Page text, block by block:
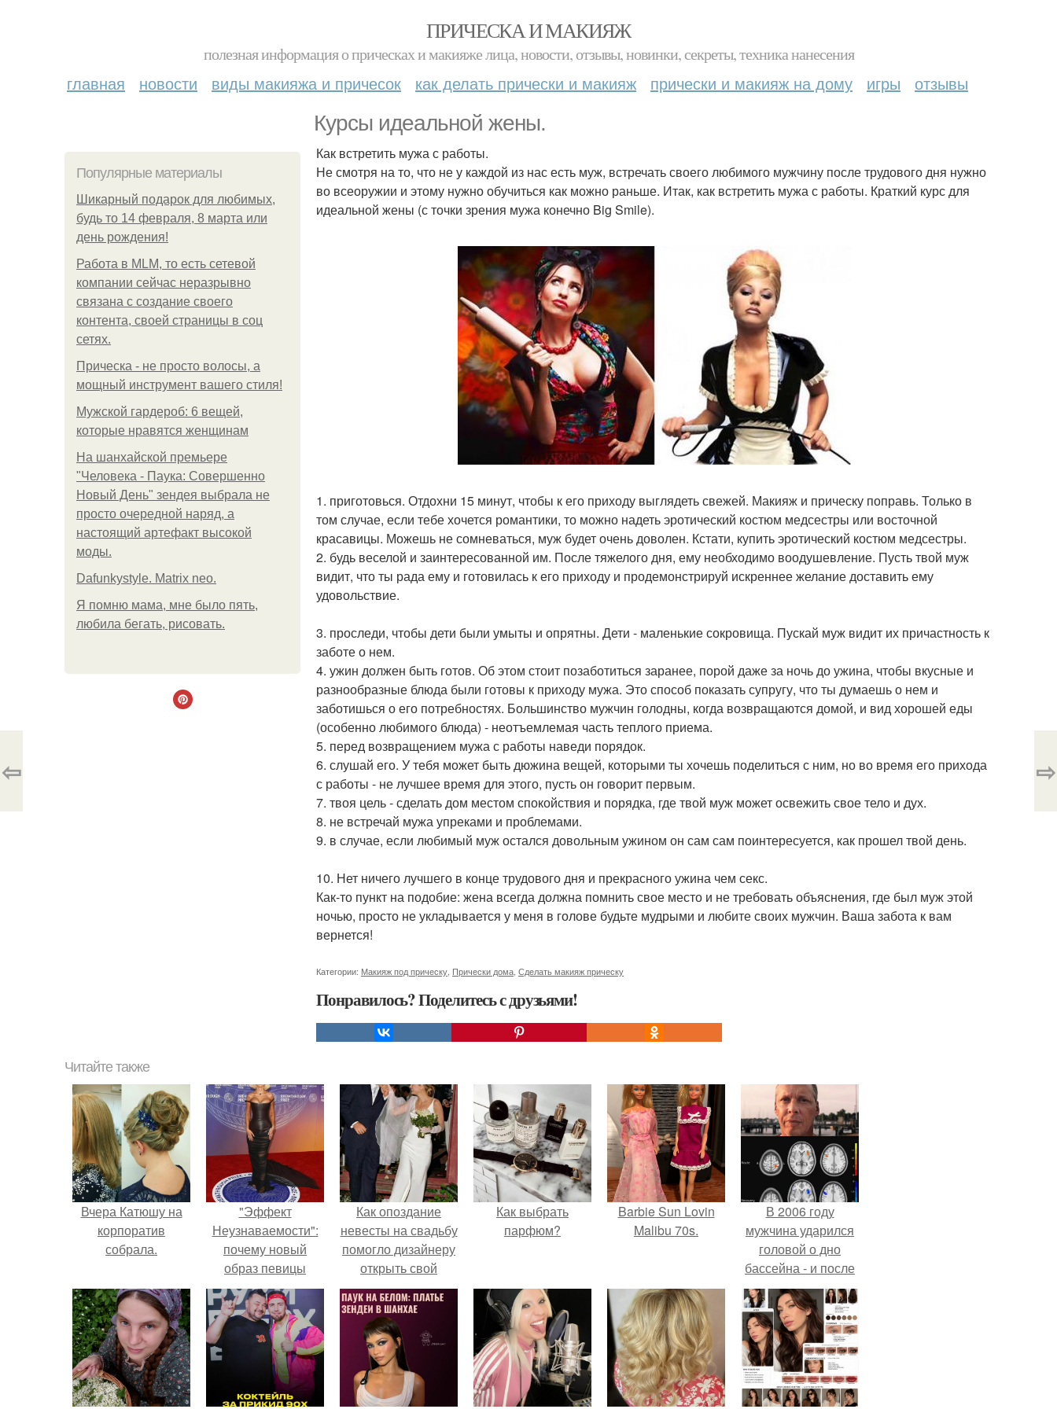
ПРИЧЕСКА И МАКИЯЖ
полезная информация о прическах и макияже лица, новости, отзывы, новинки, секреты, техника нанесения
главная новости виды макияжа и причесок как делать прически и макияж прически и макияж на дому игры отзывы
Курсы идеальной жены.
Популярные материалы
Шикарный подарок для любимых,
будь то 14 февраля, 8 марта или
день рождения!
Работа в MLM, то есть сетевой
компании сейчас неразрывно
связана с создание своего
контента, своей страницы в соц
сетях.
Прическа - не просто волосы, а
мощный инструмент вашего стиля!
Мужской гардероб: 6 вещей,
которые нравятся женщинам
На шанхайской премьере
"Человека - Паука: Совершенно
Новый День" зендея выбрала не
просто очередной наряд, а
настоящий артефакт высокой
моды.
Dafunkystyle. Matrix neo.
Я помню мама, мне было пять,
любила бегать, рисовать.
Как встретить мужа с работы.
Не смотря на то, что не у каждой из нас есть муж, встречать своего любимого мужчину после трудового дня нужно
во всеоружии и этому нужно обучиться как можно раньше. Итак, как встретить мужа с работы. Краткий курс для
идеальной жены (с точки зрения мужа конечно Big Smile).
1. приготовься. Отдохни 15 минут, чтобы к его приходу выглядеть свежей. Макияж и прическу поправь. Только в
том случае, если тебе хочется романтики, то можно надеть эротический костюм медсестры или восточной
красавицы. Можешь не сомневаться, муж будет очень доволен. Кстати, купить эротический костюм медсестры.
2. будь веселой и заинтересованной им. После тяжелого дня, ему необходимо воодушевление. Пусть твой муж
видит, что ты рада ему и готовилась к его приходу и продемонстрируй искреннее желание доставить ему
удовольствие.
3. проследи, чтобы дети были умыты и опрятны. Дети - маленькие сокровища. Пускай муж видит их причастность к
заботе о нем.
4. ужин должен быть готов. Об этом стоит позаботиться заранее, порой даже за ночь до ужина, чтобы вкусные и
разнообразные блюда были готовы к приходу мужа. Это способ показать супругу, что ты думаешь о нем и
заботишься о его потребностях. Большинство мужчин голодны, когда возвращаются домой, и вид хорошей еды
(особенно любимого блюда) - неотъемлемая часть теплого приема.
5. перед возвращением мужа с работы наведи порядок.
6. слушай его. У тебя может быть дюжина вещей, которыми ты хочешь поделиться с ним, но во время его прихода
с работы - не лучшее время для этого, пусть он говорит первым.
7. твоя цель - сделать дом местом спокойствия и порядка, где твой муж может освежить свое тело и дух.
8. не встречай мужа упреками и проблемами.
9. в случае, если любимый муж остался довольным ужином он сам сам поинтересуется, как прошел твой день.
10. Нет ничего лучшего в конце трудового дня и прекрасного ужина чем секс.
Как-то пункт на подобие: жена всегда должна помнить свое место и не требовать объяснения, где был муж этой
ночью, просто не укладывается у меня в голове будьте мудрыми и любите своих мужчин. Ваша забота к вам
вернется!
Категории: Макияж под прическу Прически дома Сделать макияж прическу
Понравилось? Поделитесь с друзьями!
⇦ ⇨
Читайте также
Вчера Катюшу на
корпоратив
собрала.
"Эффект
Неузнаваемости":
почему новый
образ певицы
вызвал споры о
гранях
возможного?
Как опоздание
невесты на свадьбу
помогло дизайнеру
открыть свой
бренд.
Как выбрать
парфюм?
Barbie Sun Lovin
Malibu 70s.
В 2006 году
мужчина ударился
головой о дно
бассейна - и после
этого его жизнь
изменилась самым
странным образом.